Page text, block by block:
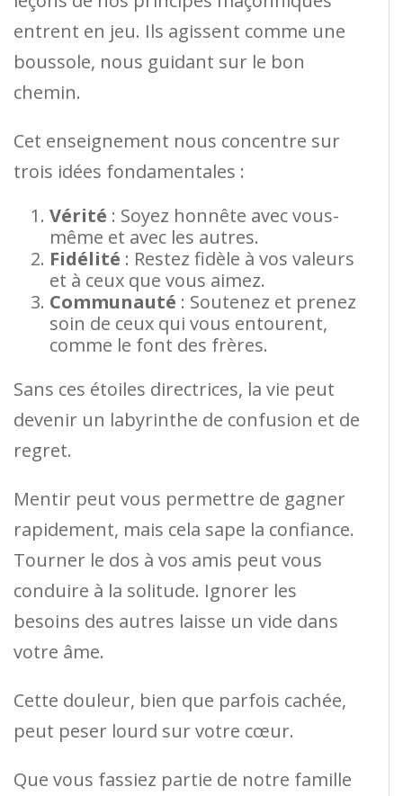
entrent en jeu. Ils agissent comme une
boussole, nous guidant sur le bon
chemin.
Cet enseignement nous concentre sur
trois idées fondamentales :
Vérité : Soyez honnête avec vous-
même et avec les autres.
Fidélité : Restez fidèle à vos valeurs
et à ceux que vous aimez.
Communauté : Soutenez et prenez
soin de ceux qui vous entourent,
comme le font des frères.
Sans ces étoiles directrices, la vie peut
devenir un labyrinthe de confusion et de
regret.
Mentir peut vous permettre de gagner
rapidement, mais cela sape la confiance.
Tourner le dos à vos amis peut vous
conduire à la solitude. Ignorer les
besoins des autres laisse un vide dans
votre âme.
Cette douleur, bien que parfois cachée,
peut peser lourd sur votre cœur.
Que vous fassiez partie de notre famille